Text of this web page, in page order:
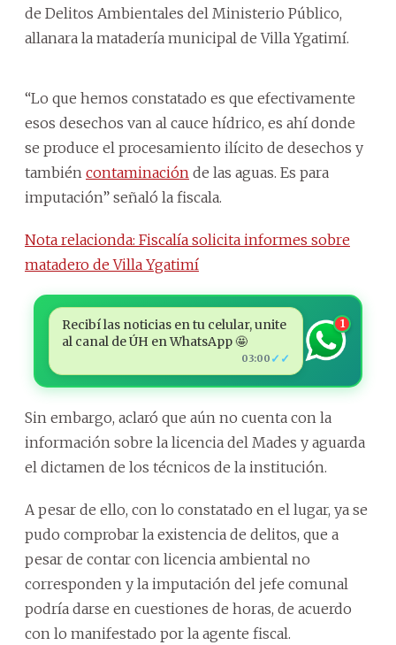
de Delitos Ambientales del Ministerio Público,
allanara la matadería municipal de Villa Ygatimí.
“Lo que hemos constatado es que efectivamente
esos desechos van al cauce hídrico, es ahí donde
se produce el procesamiento ilícito de desechos y
también contaminación de las aguas. Es para
imputación” señaló la fiscala.
Nota relacionda: Fiscalía solicita informes sobre
matadero de Villa Ygatimí
Recibí las noticias en tu celular, unite
al canal de ÚH en WhatsApp 🤩
03:00 ✓✓
1
Sin embargo, aclaró que aún no cuenta con la
información sobre la licencia del Mades y aguarda
el dictamen de los técnicos de la institución.
A pesar de ello, con lo constatado en el lugar, ya se
pudo comprobar la existencia de delitos, que a
pesar de contar con licencia ambiental no
corresponden y la imputación del jefe comunal
podría darse en cuestiones de horas, de acuerdo
con lo manifestado por la agente fiscal.